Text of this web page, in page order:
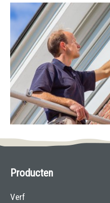
Producten
Verf